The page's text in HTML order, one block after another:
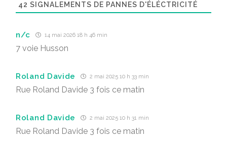
42 SIGNALEMENTS DE PANNES D'ÉLÉCTRICITÉ
n/c 14 mai 2026 18 h 46 min
7 voie Husson
Roland Davide 2 mai 2025 10 h 33 min
Rue Roland Davide 3 fois ce matin
Roland Davide 2 mai 2025 10 h 31 min
Rue Roland Davide 3 fois ce matin